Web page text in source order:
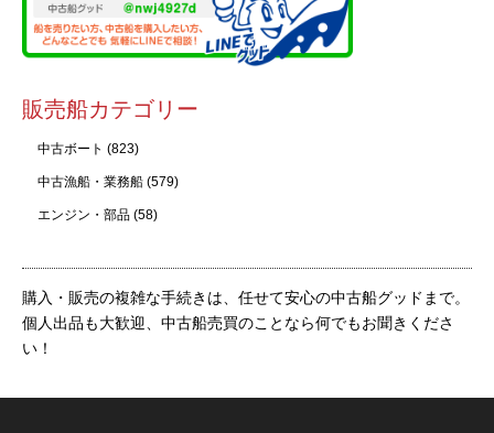
販売船カテゴリー
中古ボート (823)
中古漁船・業務船 (579)
エンジン・部品 (58)
購入・販売の複雑な手続きは、任せて安心の中古船グッドまで。
個人出品も大歓迎、中古船売買のことなら何でもお聞きくださ
い！